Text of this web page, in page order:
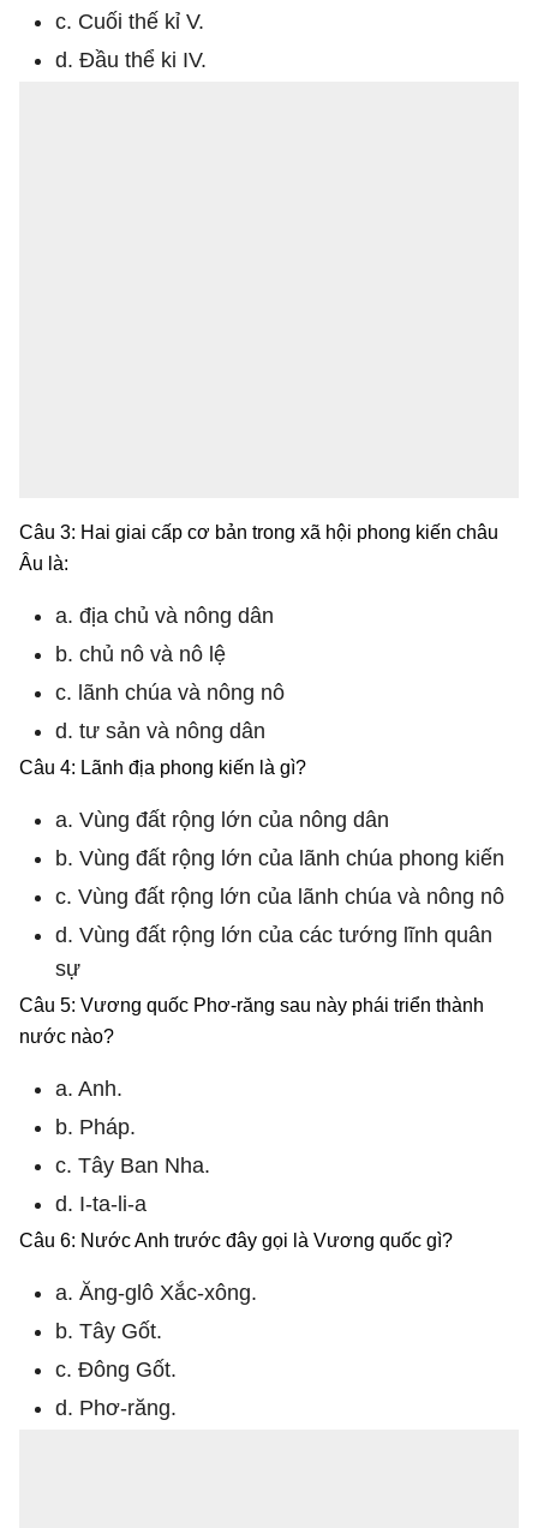
c. Cuối thế kỉ V.
d. Đầu thể ki IV.
Câu 3: Hai giai cấp cơ bản trong xã hội phong kiến châu
Âu là:
a. địa chủ và nông dân
b. chủ nô và nô lệ
c. lãnh chúa và nông nô
d. tư sản và nông dân
Câu 4: Lãnh địa phong kiến là gì?
a. Vùng đất rộng lớn của nông dân
b. Vùng đất rộng lớn của lãnh chúa phong kiến
c. Vùng đất rộng lớn của lãnh chúa và nông nô
d. Vùng đất rộng lớn của các tướng lĩnh quân
sự
Câu 5: Vương quốc Phơ-răng sau này phái triển thành
nước nào?
a. Anh.
b. Pháp.
c. Tây Ban Nha.
d. I-ta-li-a
Câu 6: Nước Anh trước đây gọi là Vương quốc gì?
a. Ăng-glô Xắc-xông.
b. Tây Gốt.
c. Đông Gốt.
d. Phơ-răng.